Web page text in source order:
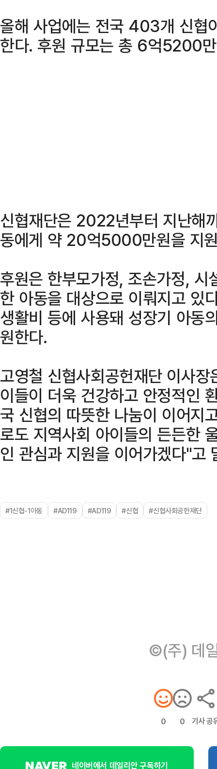
올해 사업에는 전국 403개 신
한다. 후원 규모는 총 6억5200
신협재단은 2022년부터 지난
동에게 약 20억5000만원을 지
후원은 한부모가정, 조손가정,
한 아동을 대상으로 이뤄지고 있
생활비 등에 사용돼 성장기 아동
원한다.
고영철 신협사회공헌재단 이사
이들이 더욱 건강하고 안정적인
국 신협의 따뜻한 나눔이 이어지
로도 지역사회 아이들의 든든한
인 관심과 지원을 이어가겠다"고
#1신협-1아동 #AD119 #AD119 #신협 #신협사회공헌재단
©(주) 데
0 0 기사 공
네이버에서 데일리안 구독하기